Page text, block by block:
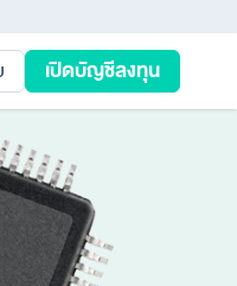
เปิดบัญชีลงทุน